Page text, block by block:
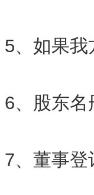
5、如果我
6、股东名
7、董事登